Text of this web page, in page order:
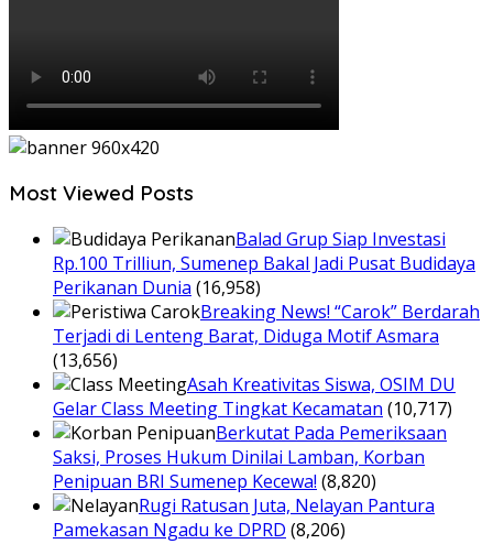
Most Viewed Posts
Balad Grup Siap Investasi
Rp.100 Trilliun, Sumenep Bakal Jadi Pusat Budidaya
Perikanan Dunia (16,958)
Breaking News! “Carok” Berdarah
Terjadi di Lenteng Barat, Diduga Motif Asmara
(13,656)
Asah Kreativitas Siswa, OSIM DU
Gelar Class Meeting Tingkat Kecamatan (10,717)
Berkutat Pada Pemeriksaan
Saksi, Proses Hukum Dinilai Lamban, Korban
Penipuan BRI Sumenep Kecewa! (8,820)
Rugi Ratusan Juta, Nelayan Pantura
Pamekasan Ngadu ke DPRD (8,206)